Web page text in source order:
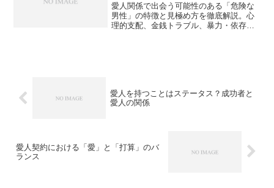
愛人関係で出会う可能性のある「危険な
男性」の特徴と見極め方を徹底解説。心
理的支配、金銭トラブル、暴力・依存な
愛人を持つことはステータス？成功者と
愛人の関係
愛人契約における「愛」と「打算」のバ
ランス